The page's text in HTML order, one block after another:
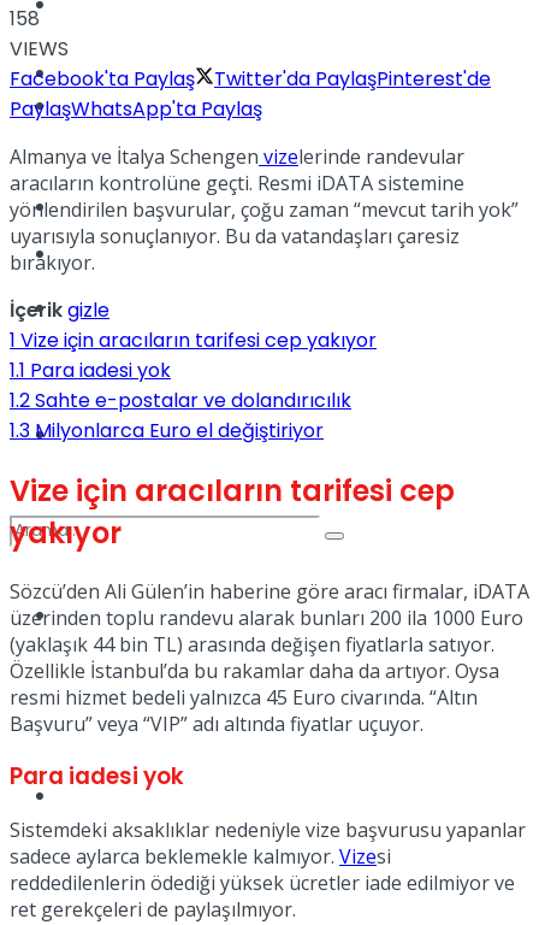
TV
Kadınca
Dünya
Türkiye
Tatil
Spor
Podcast
No Result
View All Result
158
VIEWS
Facebook'ta Paylaş
Twitter'da PaylaşPinterest'de
PaylaşWhatsApp'ta Paylaş
Almanya ve İtalya Schengen vizelerinde randevular
aracıların kontrolüne geçti. Resmi iDATA sistemine
yönlendirilen başvurular, çoğu zaman “mevcut tarih yok”
uyarısıyla sonuçlanıyor. Bu da vatandaşları çaresiz
bırakıyor.
İçerikgizle
1 Vize için aracıların tarifesi cep yakıyor
1.1 Para iadesi yok
1.2Sahte e-postalar ve dolandırıcılık
1.3 Milyonlarca Euro el değiştiriyor
Vize için aracıların tarifesi cep
yakıyor
Sözcü’den Ali Gülen’in haberine göre aracı firmalar, iDATA
üzerinden toplu randevu alarak bunları 200 ila 1000 Euro
(yaklaşık 44 bin TL) arasında değişen fiyatlarla satıyor.
Özellikle İstanbul’da bu rakamlar daha da artıyor. Oysa
resmi hizmet bedeli yalnızca 45 Euro civarında. “Altın
Başvuru” veya “VIP” adı altında fiyatlar uçuyor.
Para iadesi yok
Sistemdeki aksaklıklar nedeniyle vize başvurusu yapanlar
sadece aylarca beklemekle kalmıyor. Vizesi
reddedilenlerin ödediği yüksek ücretler iade edilmiyor ve
ret gerekçeleri de paylaşılmıyor.